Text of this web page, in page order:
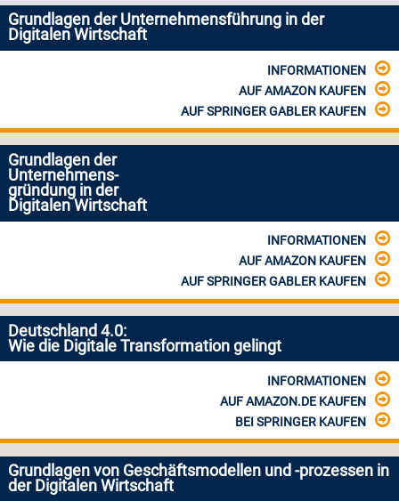
Grundlagen der Unternehmensführung in der
Digitalen Wirtschaft
INFORMATIONEN
AUF AMAZON KAUFEN
AUF SPRINGER GABLER KAUFEN
Grundlagen der
Unternehmens-
gründung in der
Digitalen Wirtschaft
INFORMATIONEN
AUF AMAZON KAUFEN
AUF SPRINGER GABLER KAUFEN
Deutschland 4.0:
Wie die Digitale Transformation gelingt
INFORMATIONEN
AUF AMAZON.DE KAUFEN
BEI SPRINGER KAUFEN
Grundlagen von Geschäftsmodellen und -prozessen in
der Digitalen Wirtschaft